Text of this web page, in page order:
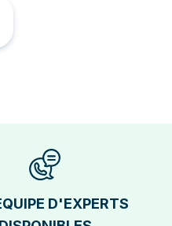
D'EXPERTS